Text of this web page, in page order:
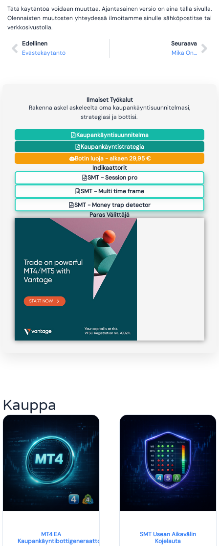
Tätä käytäntöä voidaan muuttaa. Ajantasainen versio on aina tällä sivulla.
Olennaisten muutosten yhteydessä ilmoitamme sinulle sähköpostitse tai
verkkosivustolla.
Edellinen
Evästekäytäntö
Seuraava
Mikä On…
Ilmaiset Työkalut
Rakenna askel askeleelta oma kaupankäyntisuunnitelmasi,
strategiasi ja bottisi.
Kaupankäyntisuunnitelma
Kaupankäyntistrategia
Botin luoja - alkaen 29,95 €
Indikaattorit
SMT - Session pro
SMT - Multi time frame
SMT - Money trap detector
Paras Välittäjä
Kauppa
MT4 EA
Kaupankäyntibottigeneraattori
SMT Usean Aikavälin
Kojelauta